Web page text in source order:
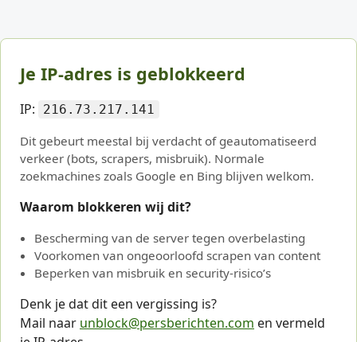
Je IP-adres is geblokkeerd
IP: 216.73.217.141
Dit gebeurt meestal bij verdacht of geautomatiseerd
verkeer (bots, scrapers, misbruik). Normale
zoekmachines zoals Google en Bing blijven welkom.
Waarom blokkeren wij dit?
Bescherming van de server tegen overbelasting
Voorkomen van ongeoorloofd scrapen van content
Beperken van misbruik en security-risico’s
Denk je dat dit een vergissing is?
Mail naar unblock@persberichten.com en vermeld